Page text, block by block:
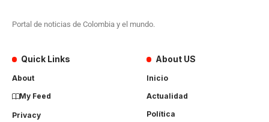
Portal de noticias de Colombia y el mundo.
Quick Links
About
My Feed
Privacy
About US
Inicio
Actualidad
Política